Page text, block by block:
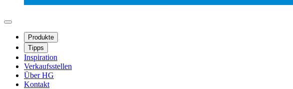
Produkte
Tipps
Inspiration
Verkaufsstellen
Über HG
Kontakt